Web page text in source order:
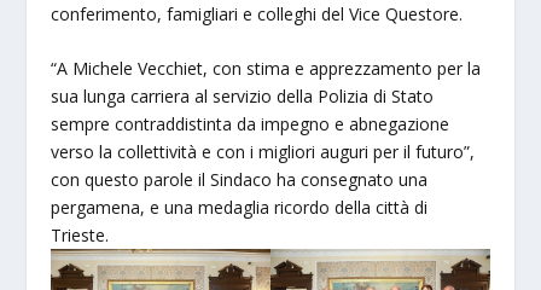
conferimento, famigliari e colleghi del Vice Questore.
“A Michele Vecchiet, con stima e apprezzamento per la
sua lunga carriera al servizio della Polizia di Stato
sempre contraddistinta da impegno e abnegazione
verso la collettività e con i migliori auguri per il futuro”,
con questo parole il Sindaco ha consegnato una
pergamena, e una medaglia ricordo della città di
Trieste.